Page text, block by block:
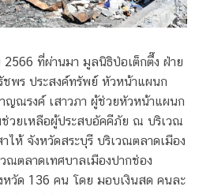
2566 ที่ผ่านมา มูลนิธิป่อเต็กตึ๊ง ฝ่าย
ชพร ประสงค์ทรัพย์ หัวหน้าแผนก
ญณรงค์ เสาวภา ผู้ช่วยหัวหน้าแผนก
วยเหลือผู้ประสบอัคคีภัย ณ บริเวณ
ไห้ จังหวัดสระบุรี บริเวณตลาดเมือง
ตลาดเทศบาลเมืองปากช่อง
หวัด 136 คน โดย มอบเงินสด คนละ